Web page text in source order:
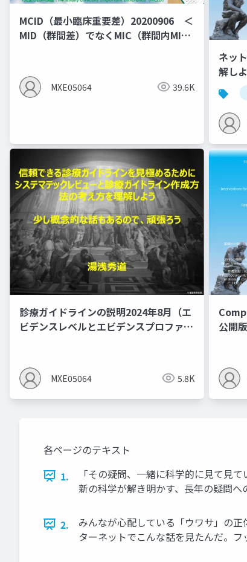
MCID（最小臨床重要差）20200906 ＜
MID（群間差）でなくMIC（群間内MID)
MXE05064 39.6K
ネッ
解し
NMA
診療ガイドラインの説明2024年8月（エ
ビデンスレベルとエビデンスプロファイ
MXE05064 5.8K
公開版
各ページのテキスト
1.
「その疑問、一緒に科学的に見て見
新の科学が解き明かす、長年の疑問へ
2.
みんなが心配している「ウワサ」の
ターネットでこんな話を見たんだ。